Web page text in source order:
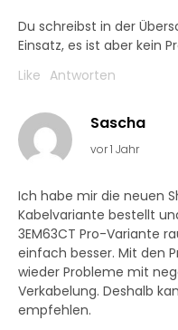
Du schreibst in der
Einsatz, es ist aber kein
Like Antworten
Sascha
vor 1 Jahr
Ich habe mir die neuen
Kabelvariante bestellt
3EM63CT Pro-Variante
einfach besser. Mit den
wieder Probleme mit
Verkabelung. Deshalb
empfehlen.